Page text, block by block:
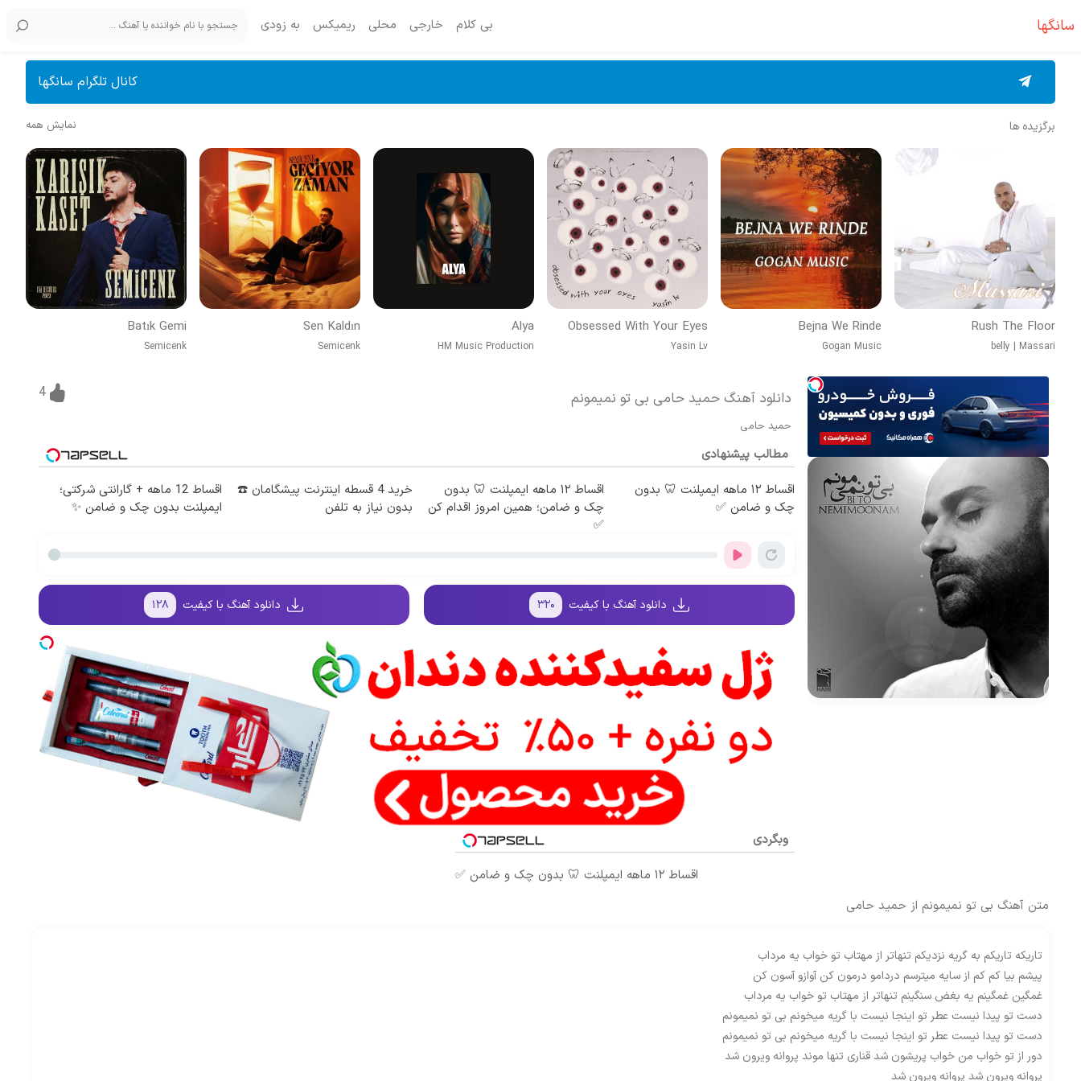
سانگها بی کلام خارجی محلی ریمیکس به زودی
کانال تلگرام سانگها
برگزیده ها نمایش همه
Rush The Floor
belly | Massari
Bejna We Rinde
Gogan Music
Obsessed With Your Eyes
Yasin Lv
Alya
HM Music Production
Sen Kaldın
Semicenk
Batık Gemi
Semicenk
دانلود آهنگ حمید حامی بی تو نمیمونم
حمید حامی
4
مطالب پیشنهادی
اقساط ۱۲ ماهه ایمپلنت 🦷 بدون
چک و ضامن ✅
اقساط ۱۲ ماهه ایمپلنت 🦷 بدون
چک و ضامن؛ همین امروز اقدام کن
✅
خرید 4 قسطه اینترنت پیشگامان ☎️
بدون نیاز به تلفن
اقساط 12 ماهه + گارانتی شرکتی؛
ایمپلنت بدون چک و ضامن ✨
دانلود آهنگ با کیفیت ۳۲۰ دانلود آهنگ با کیفیت ۱۲۸
وبگردی
اقساط ۱۲ ماهه ایمپلنت 🦷 بدون چک و ضامن ✅
متن آهنگ بی تو نمیمونم از حمید حامی
تاریکه تاریکم به گریه نزدیکم تنهاتر از مهتاب تو خواب یه مرداب
پیشم بیا کم کم از سایه میترسم دردامو درمون کن آوازو آسون کن
غمگین غمگینم یه بغض سنگینم تنهاتر از مهتاب تو خواب یه مرداب
دست تو پیدا نیست عطر تو اینجا نیست با گریه میخونم بی تو نمیمونم
دست تو پیدا نیست عطر تو اینجا نیست با گریه میخونم بی تو نمیمونم
دور از تو خواب من خواب پریشون شد قناری تنها موند پروانه ویرون شد
پروانه ویرون شد پروانه ویرون شد